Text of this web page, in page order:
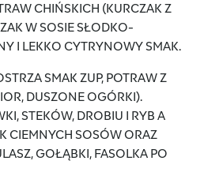
CHIŃSKICH (KURCZAK Z
W SOSIE SŁODKO-
I LEKKO CYTRYNOWY SMAK.
SMAK ZUP, POTRAW Z
DUSZONE OGÓRKI).
STEKÓW, DROBIU I RYB A
CIEMNYCH SOSÓW ORAZ
GOŁĄBKI, FASOLKA PO